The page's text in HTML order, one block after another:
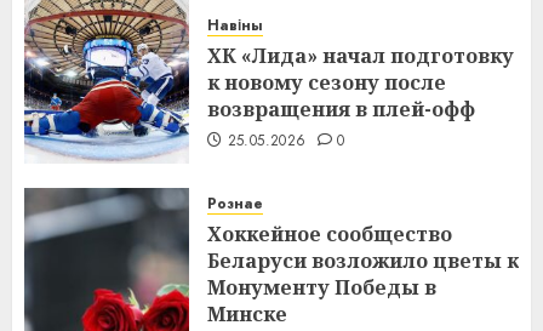
Навіны
ХК «Лида» начал подготовку
к новому сезону после
возвращения в плей-офф
25.05.2026 0
Рознае
Хоккейное сообщество
Беларуси возложило цветы к
Монументу Победы в
Минске